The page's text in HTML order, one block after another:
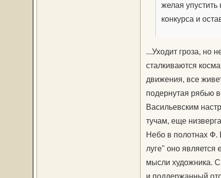
желая
конкурса и
...Уходит гроза, но
сталкиваются
движения, все
подернутая рябью
Васильевским
тучам, еще
Небо в полотнах Ф.
луге" оно
мысли художника.